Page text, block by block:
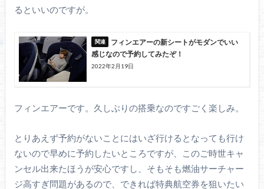
るといいのですが。
フィンエアーの新シートがモダンでいい
感じなので予約してみたぞ！
2022年2月19日
フィンエアーです。久しぶりの搭乗なのですごく楽しみ。
とりあえず予約がないことにはいざ行けるとなっても行け
ないので早めに予約したいところですが、このご時世キャ
ンセル出来たほうが安心ですし、そもそも燃油サーチャー
ジ高すぎ問題があるので、できれば特典航空券を狙いたい